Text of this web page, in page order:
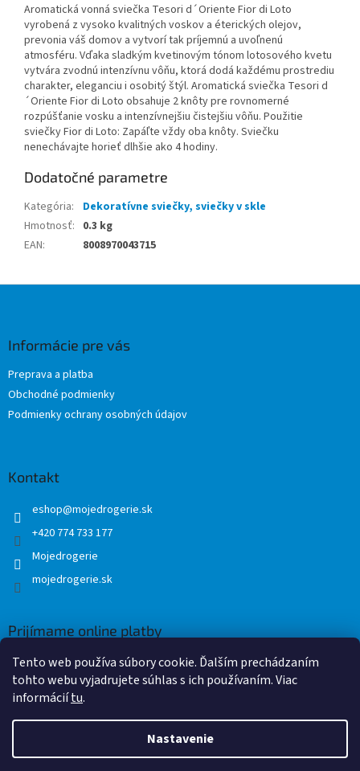
Tento web používa súbory cookie. Ďalším prechádzaním
tohto webu vyjadrujete súhlas s ich používaním. Viac
informáciítu.
Nastavenie
Aromatická vonná sviečka Tesori d´Oriente Fior di Loto
vyrobená z vysoko kvalitných voskov a éterických olejov,
prevonia váš domov a vytvorí tak príjemnú a uvoľnenú
atmosféru. Vďaka sladkým kvetinovým tónom lotosového kvetu
vytvára zvodnú intenzívnu vôňu, ktorá dodá každému prostrediu
charakter, eleganciu i osobitý štýl. Aromatická sviečka Tesori d
´Oriente Fior di Loto obsahuje 2 knôty pre rovnomerné
rozpúšťanie vosku a intenzívnejšiu čistejšiu vôňu. Použitie
sviečky Fior di Loto: Zapáľte vždy oba knôty. Sviečku
nenechávajte horieť dlhšie ako 4 hodiny.
Dodatočné parametre
Kategória:
Dekoratívne sviečky, sviečky v skle
Hmotnosť: 0.3 kg
EAN: 8008970043715
Informácie pre vás
Preprava a platba
Obchodné podmienky
Podmienky ochrany osobných údajov
Kontakt
eshop@mojedrogerie.sk
+420 774 733 177
Mojedrogerie
mojedrogerie.sk
Prijímame online platby
Vytvoril Shoptet